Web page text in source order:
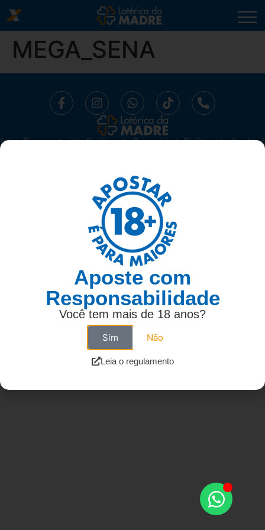
MEGA_SENA
Início⁠Termos de UsoPolítica de PrivacidadePolítica de Cookies
AV. MADRE LEONIA MILITO, 1175, SALA 06 SUBSOLO - BELA
SUIÇA, LONDRINA/ PARANÁ - 86050-270
TELEFONE: 43 3337-1117
Aposte com
Responsabilidade
Você tem mais de 18 anos?
Sim Não
Leia o regulamento